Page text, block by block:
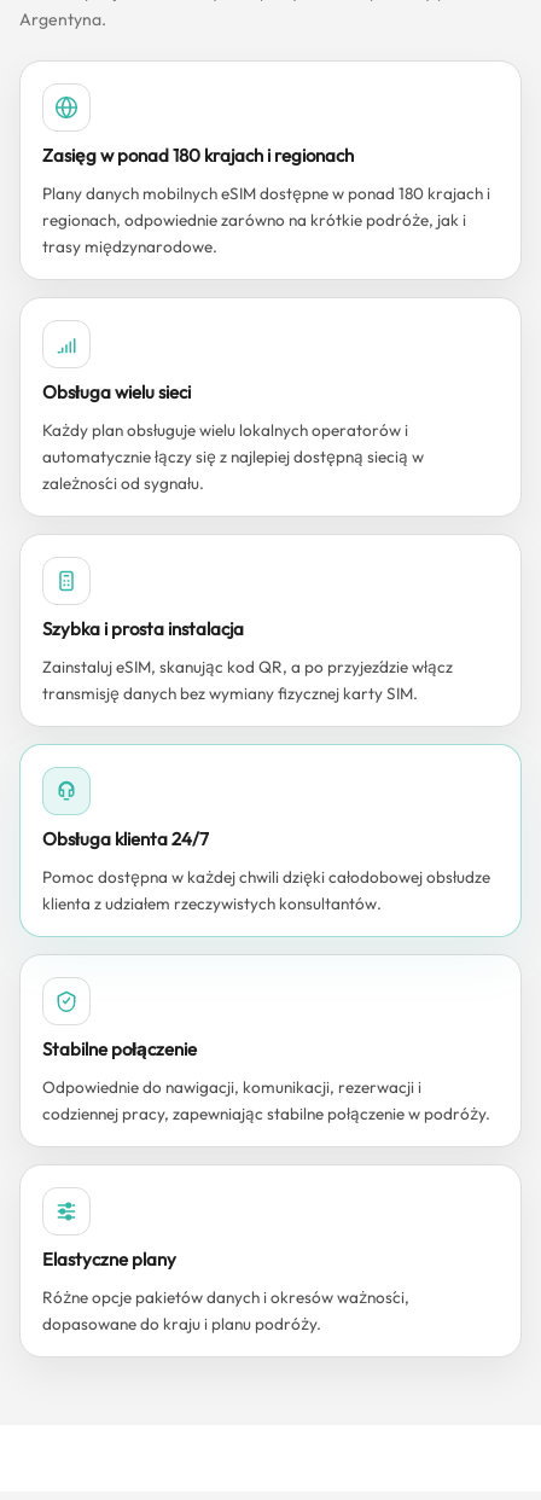
Argentyna.
Zasięg w ponad 180 krajach i regionach
Plany danych mobilnych eSIM dostępne w ponad 180 krajach i
regionach, odpowiednie zarówno na krótkie podróże, jak i
trasy międzynarodowe.
Obsługa wielu sieci
Każdy plan obsługuje wielu lokalnych operatorów i
automatycznie łączy się z najlepiej dostępną siecią w
zależności od sygnału.
Szybka i prosta instalacja
Zainstaluj eSIM, skanując kod QR, a po przyjeździe włącz
transmisję danych bez wymiany fizycznej karty SIM.
Obsługa klienta 24/7
Pomoc dostępna w każdej chwili dzięki całodobowej obsłudze
klienta z udziałem rzeczywistych konsultantów.
Stabilne połączenie
Odpowiednie do nawigacji, komunikacji, rezerwacji i
codziennej pracy, zapewniając stabilne połączenie w podróży.
Elastyczne plany
Różne opcje pakietów danych i okresów ważności,
dopasowane do kraju i planu podróży.